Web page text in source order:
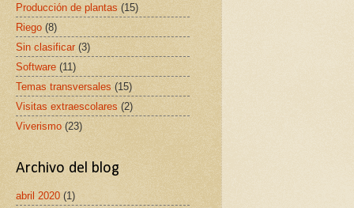
Producción de plantas (15)
Riego (8)
Sin clasificar (3)
Software (11)
Temas transversales (15)
Visitas extraescolares (2)
Viverismo (23)
Archivo del blog
abril 2020 (1)